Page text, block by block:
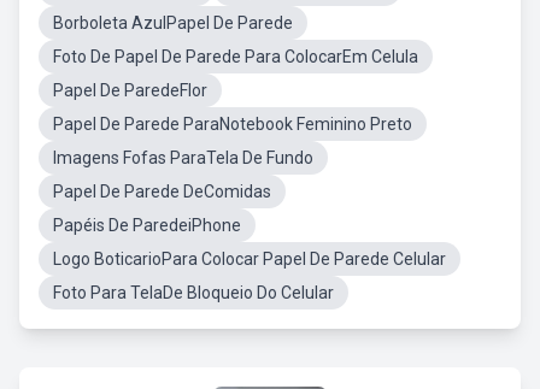
Borboleta AzulPapel De Parede
Foto De Papel De Parede Para ColocarEm Celula
Papel De ParedeFlor
Papel De Parede ParaNotebook Feminino Preto
Imagens Fofas ParaTela De Fundo
Papel De Parede DeComidas
Papéis De ParedeiPhone
Logo BoticarioPara Colocar Papel De Parede Celular
Foto Para TelaDe Bloqueio Do Celular